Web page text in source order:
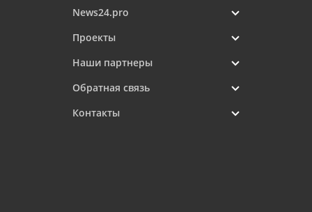
News24.pro
Проекты
Наши партнеры
Обратная связь
Контакты